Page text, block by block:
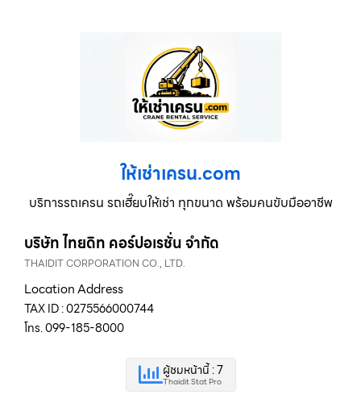
ให้เช่าเครน.com
บริการรถเครน รถเฮี๊ยบให้เช่า ทุกขนาด พร้อมคนขับมืออาชีพ
บริษัท ไทยดิท คอร์ปอเรชั่น จำกัด
THAIDIT CORPORATION CO., LTD.
Location Address
TAX ID : 0275566000744
โทร. 099-185-8000
ผู้ชมหน้านี้ : 7
Thaidit Stat Pro